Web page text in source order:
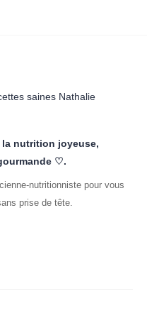
nutrition joyeuse,
♡.
nutritionniste pour vous
prise de tête.